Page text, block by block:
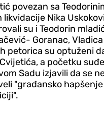
povezan sa
likvidacije Nika
su i Teodorin
Goranac,
petorica su optuženi
a početku
Sadu izjavili da se
"građansko